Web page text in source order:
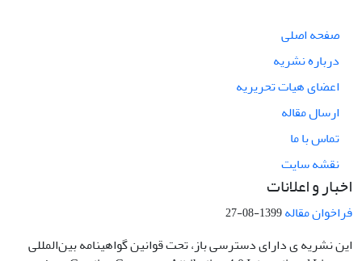
صفحه اصلی
درباره نشریه
اعضای هیات تحریریه
ارسال مقاله
تماس با ما
نقشه سایت
اخبار و اعلانات
فراخوان مقاله1399-08-27
این نشریه ی دارای دسترسی باز، تحت قوانین گواهینامه بین‌المللی